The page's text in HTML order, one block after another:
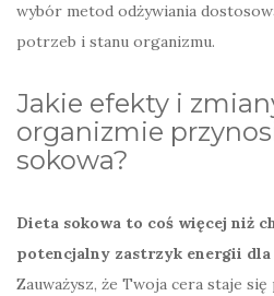
wybór metod odżywiania
potrzeb i stanu organizmu.
Jakie efekty i
organizmie
sokowa?
Dieta sokowa to coś więcej niż
potencjalny zastrzyk energii
Zauważysz, że Twoja cera staje